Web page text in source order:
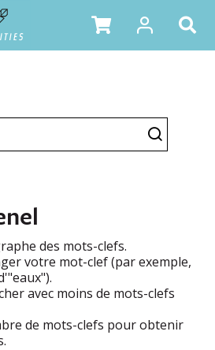
des mots-clefs.
votre mot-clef (par exemple,
avec moins de mots-clefs
de mots-clefs pour obtenir